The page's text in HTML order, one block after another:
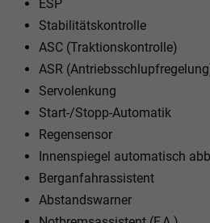
ESP
Stabilitätskontrolle
ASC (Traktionskontrolle)
ASR
Servolenkung
Start-/Stopp-Automatik
Regensensor
Innenspiegel automatisch
Berganfahrassistent
Abstandswarner